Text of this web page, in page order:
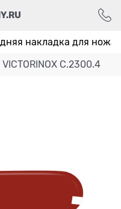
накладка для ножа
C.2300.4